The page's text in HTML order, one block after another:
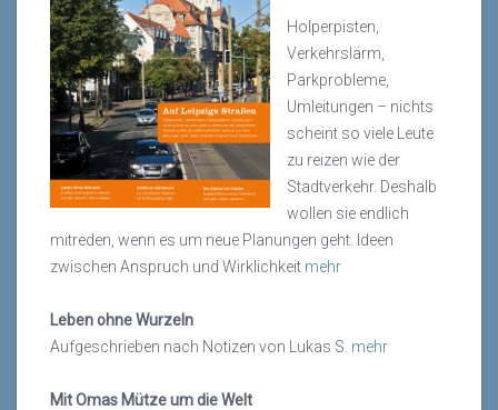
Holperpisten,
Verkehrslärm,
Parkprobleme,
Umleitungen – nichts
scheint so viele Leute
zu reizen wie der
Stadtverkehr. Deshalb
wollen sie endlich
mitreden, wenn es um neue Planungen geht. Ideen
zwischen Anspruch und Wirklichkeit mehr
Leben ohne Wurzeln
Aufgeschrieben nach Notizen von Lukas S. mehr
Mit Omas Mütze um die Welt